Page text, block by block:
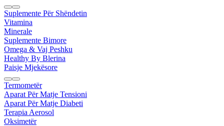
Suplemente Për Shëndetin
Vitamina
Minerale
Suplemente Bimore
Omega & Vaj Peshku
Healthy By Blerina
Paisje Mjekësore
Termometër
Aparat Për Matje Tensioni
Aparat Për Matje Diabeti
Terapia Aerosol
Oksimetër